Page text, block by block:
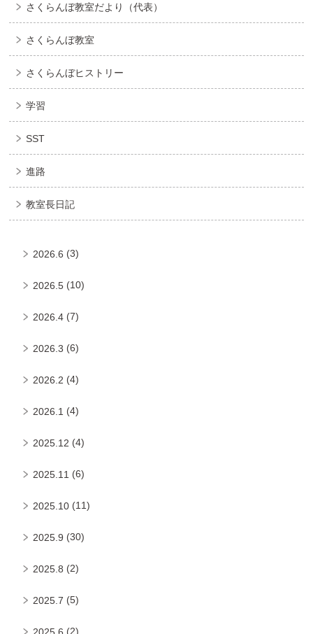
さくらんぼ教室だより（代表）
さくらんぼ教室
さくらんぼヒストリー
学習
SST
進路
教室長日記
2026.6 (3)
2026.5 (10)
2026.4 (7)
2026.3 (6)
2026.2 (4)
2026.1 (4)
2025.12 (4)
2025.11 (6)
2025.10 (11)
2025.9 (30)
2025.8 (2)
2025.7 (5)
(2)